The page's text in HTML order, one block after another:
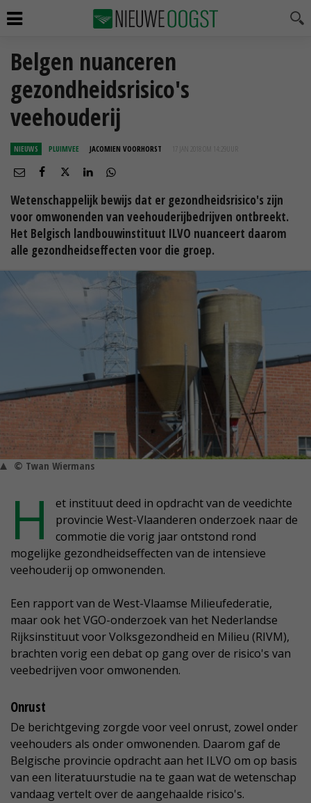
Belgen nuanceren
gezondheidsrisico's
veehouderij
NIEUWS PLUIMVEE JACOMIEN VOORHORST 17 JAN 2018 OM 14:29
Wetenschappelijk bewijs dat er gezondheidsrisico's zijn
voor omwonenden van veehouderijbedrijven ontbreekt.
Het Belgisch landbouwinstituut ILVO nuanceert daarom
alle gezondheidseffecten voor die groep.
© Twan Wiermans
H
et instituut deed in opdracht van de veedichte
provincie West-Vlaanderen onderzoek naar de
commotie die vorig jaar ontstond rond
mogelijke gezondheidseffecten van de intensieve
veehouderij op omwonenden.
Een rapport van de West-Vlaamse Milieufederatie,
maar ook het VGO-onderzoek van het Nederlandse
Rijksinstituut voor Volksgezondheid en Milieu (RIVM),
brachten vorig een debat op gang over de risico's van
veebedrijven voor omwonenden.
Onrust
De berichtgeving zorgde voor veel onrust, zowel onder
veehouders als onder omwonenden. Daarom gaf de
Belgische provincie opdracht aan het ILVO om op basis
van een literatuurstudie na te gaan wat de wetenschap
vandaag vertelt over de aangehaalde risico's.